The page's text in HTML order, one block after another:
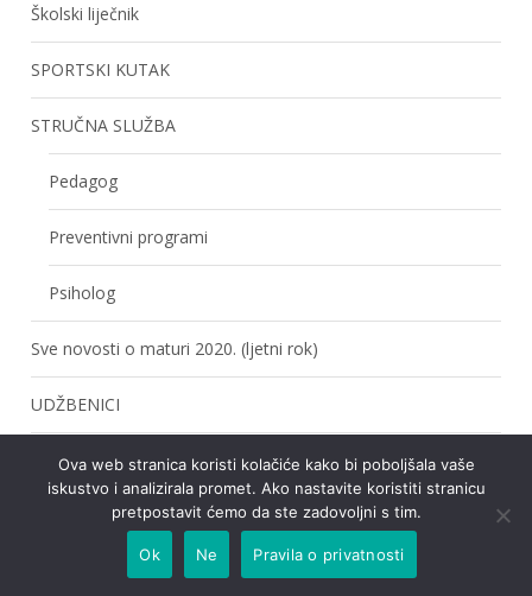
Školski liječnik
SPORTSKI KUTAK
STRUČNA SLUŽBA
Pedagog
Preventivni programi
Psiholog
Sve novosti o maturi 2020. (ljetni rok)
UDŽBENICI
UPIS U 1. RAZRED
Upisi u 1. razred
Ova web stranica koristi kolačiće kako bi poboljšala vaše
iskustvo i analizirala promet. Ako nastavite koristiti stranicu
pretpostavit ćemo da ste zadovoljni s tim.
Ok Ne Pravila o privatnosti